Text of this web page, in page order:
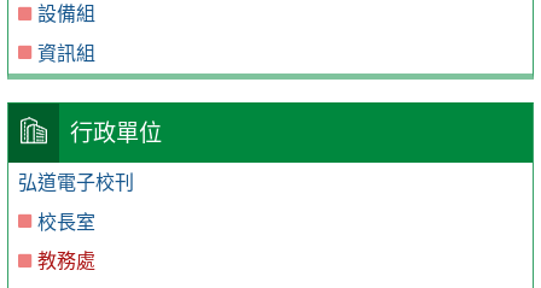
設備組
資訊組
行政單位
弘道電子校刊
校長室
教務處